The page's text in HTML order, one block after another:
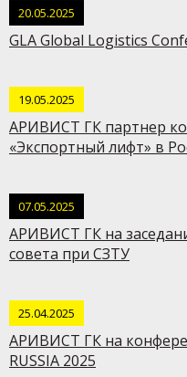
20.05.2025
GLA Global Logistics
19.05.2025
АРИВИСТ ГК партнер
«Экспортный лифт» в
07.05.2025
АРИВИСТ ГК на
совета при СЗТУ
25.04.2025
АРИВИСТ ГК на
RUSSIA 2025